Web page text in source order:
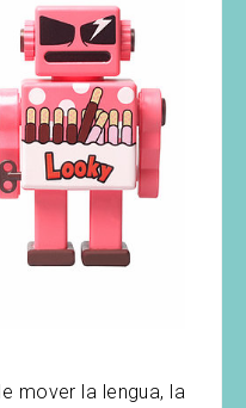
mover la lengua, la